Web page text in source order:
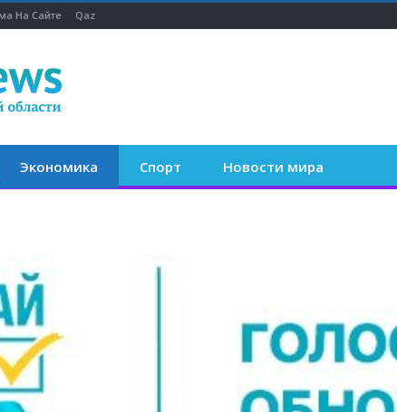
На Сайте Qaz
Экономика Спорт Новости мира